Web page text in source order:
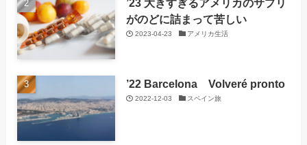
’23 大きすぎるアメリカのサプリ
がのどに詰まって苦しい
2023-04-23 アメリカ生活
’22 Barcelona Volveré pronto
2022-12-03 スペイン旅